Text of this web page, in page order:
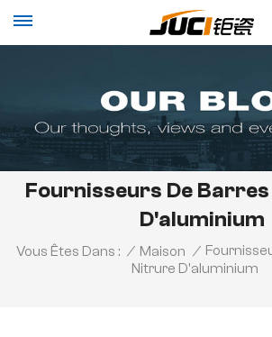
Fournisseurs De
D'aluminium
Vous Êtes Dans : / Maison /
Nitrure D'aluminium